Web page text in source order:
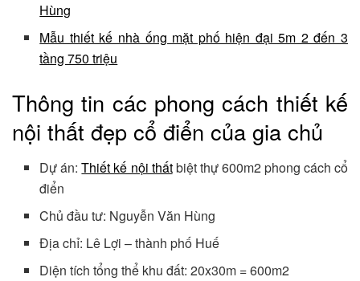
Hùng
Mẫu thiết kế nhà ống mặt phố hiện đại 5m 2 đến 3
tầng 750 triệu
Thông tin các phong cách thiết kế
nội thất đẹp cổ điển của gia chủ
Dự án:Thiết kế nội thấtbiệt thự 600m2 phong cách cổ
điển
Chủ đầu tư: Nguyễn Văn Hùng
Địa chỉ: Lê Lợi – thành phố Huế
Diện tích tổng thể khu đất: 20x30m = 600m2